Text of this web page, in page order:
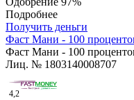
Подробнее
Получить деньги
Фаст Мани - 100
Фаст Мани - 100
Лиц. № 1803140008707
4,2